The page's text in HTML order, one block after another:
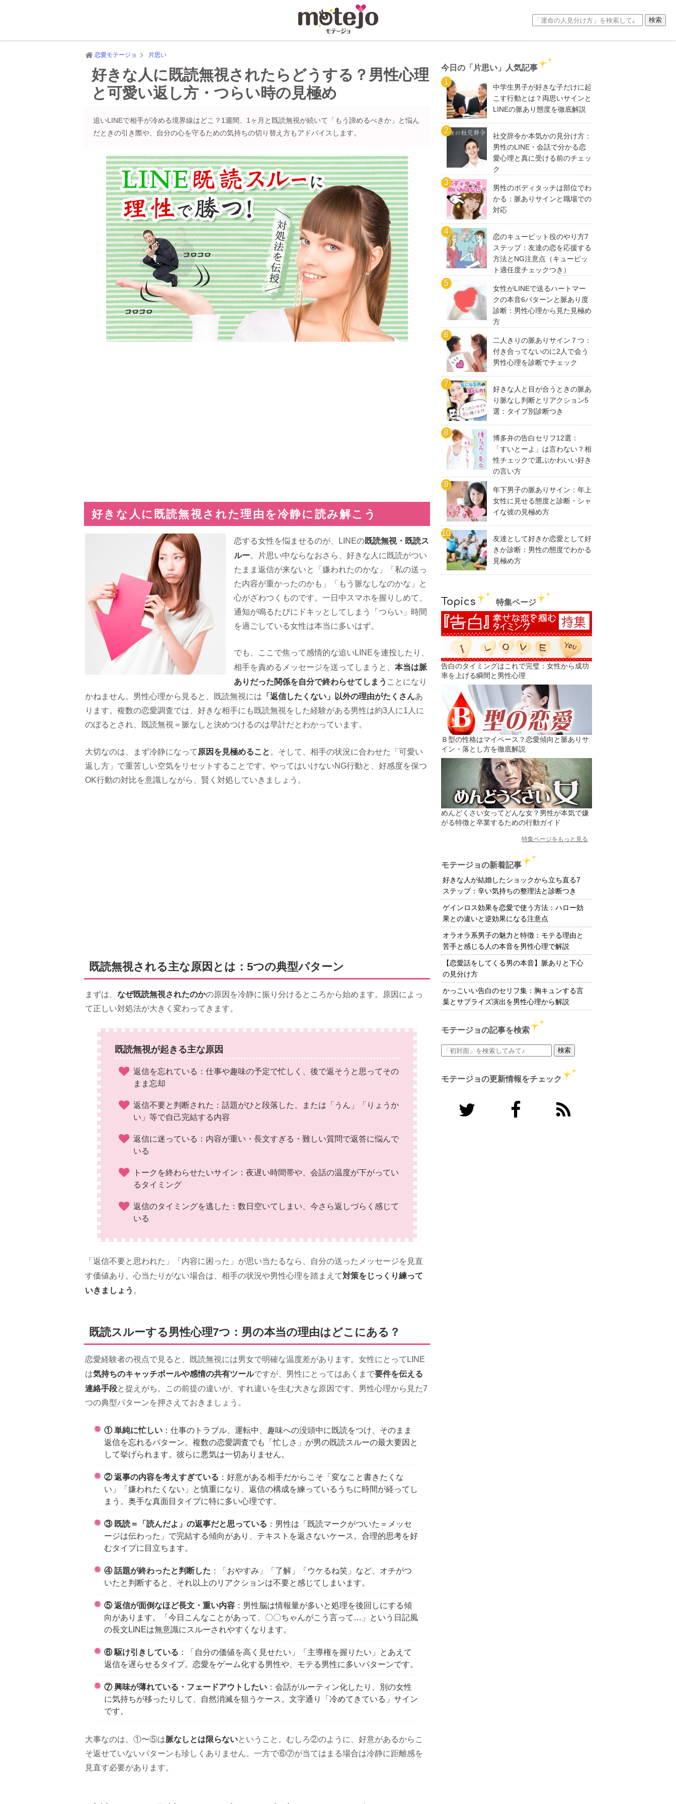
恋愛モテージョ 片思い
好きな人に既読無視されたらどうする？男性心理
と可愛い返し方・つらい時の見極め
追いLINEで相手が冷める境界線はどこ？1週間、1ヶ月と既読無視が続いて「もう諦めるべきか」と悩ん
だときの引き際や、自分の心を守るための気持ちの切り替え方もアドバイスします。
好きな人に既読無視された理由を冷静に読み解こう
恋する女性を悩ませるのが、LINEの既読無視・既読ス
ルー。片思い中ならなおさら、好きな人に既読がつい
たまま返信が来ないと「嫌われたのかな」「私の送っ
た内容が重かったのかも」「もう脈なしなのかな」と
心がざわつくものです。一日中スマホを握りしめて、
通知が鳴るたびにドキッとしてしまう「つらい」時間
を過ごしている女性は本当に多いはず。
でも、ここで焦って感情的な追いLINEを連投したり、
相手を責めるメッセージを送ってしまうと、 本当は脈
ありだった関係を自分で終わらせてしまう ことになり
かねません。男性心理から見ると、既読無視には 「返信したくない」以外の理由がたくさんあ
ります。複数の恋愛調査では、好きな相手にも既読無視をした経験がある男性は約3人に1人に
のぼるとされ、既読無視＝脈なしと決めつけるのは早計だとわかっています。
大切なのは、まず冷静になって 原因を見極めること 。そして、相手の状況に合わせた「可愛い
返し方」で重苦しい空気をリセットすることです。やってはいけないNG行動と、好感度を保つ
OK行動の対比を意識しながら、賢く対処していきましょう。
既読無視される主な原因とは：5つの典型パターン
まずは、 なぜ既読無視されたのかの原因を冷静に振り分けるところから始めます。原因によっ
て正しい対処法が大きく変わってきます。
既読無視が起きる主な原因
返信を忘れている：仕事や趣味の予定で忙しく、後で返そうと思ってその
まま忘却
返信不要と判断された：話題がひと段落した、または「うん」「りょうか
い」等で自己完結する内容
返信に迷っている：内容が重い・長文すぎる・難しい質問で返答に悩んで
いる
トークを終わらせたいサイン：夜遅い時間帯や、会話の温度が下がってい
るタイミング
返信のタイミングを逃した：数日空いてしまい、今さら返しづらく感じて
いる
「返信不要と思われた」「内容に困った」が思い当たるなら、自分の送ったメッセージを見直
す価値あり。心当たりがない場合は、相手の状況や男性心理を踏まえて対策をじっくり練って
いきましょう 。
既読スルーする男性心理7つ：男の本当の理由はどこにある？
恋愛経験者の視点で見ると、既読無視には男女で明確な温度差があります。女性にとってLINE
は気持ちのキャッチボールや感情の共有ツールですが、男性にとってはあくまで要件を伝える
連絡手段と捉えがち。この前提の違いが、すれ違いを生む大きな原因です。男性心理から見た7
つの典型パターンを押さえておきましょう。
① 単純に忙しい ：仕事のトラブル、運転中、趣味への没頭中に既読をつけ、そのまま
返信を忘れるパターン。複数の恋愛調査でも「忙しさ」が男の既読スルーの最大要因と
して挙げられます。彼らに悪気は一切ありません。
② 返事の内容を考えすぎている ：好意がある相手だからこそ「変なこと書きたくな
い」「嫌われたくない」と慎重になり、返信の構成を練っているうちに時間が経ってし
まう。奥手な真面目タイプに特に多い心理です。
③ 既読＝「読んだよ」の返事だと思っている ：男性は「既読マークがついた＝メッセ
ージは伝わった」で完結する傾向があり、テキストを返さないケース。合理的思考を好
むタイプに目立ちます。
④ 話題が終わったと判断した ：「おやすみ」「了解」「ウケるね笑」など、オチがつ
いたと判断すると、それ以上のリアクションは不要と感じてしまいます。
⑤ 返信が面倒なほど長文・重い内容 ：男性脳は情報量が多いと処理を後回しにする傾
向があります。「今日こんなことがあって、〇〇ちゃんがこう言って…」という日記風
の長文LINEは無意識にスルーされやすくなります。
⑥ 駆け引きしている ：「自分の価値を高く見せたい」「主導権を握りたい」とあえて
返信を遅らせるタイプ。恋愛をゲーム化する男性や、モテる男性に多いパターンです。
⑦ 興味が薄れている・フェードアウトしたい ：会話がルーティン化したり、別の女性
に気持ちが移ったりして、自然消滅を狙うケース。文字通り「冷めてきている」サイン
です。
大事なのは、①〜⑤は脈なしとは限らないということ。むしろ②のように、好意があるからこ
そ返せていないパターンも珍しくありません。一方で⑥⑦が当てはまる場合は冷静に距離感を
見直す必要があります。
今日の「片思い」人気記事
中学生男子が好きな子だけに起
こす行動とは？両思いサインと
LINEの脈あり態度を徹底解説
社交辞令か本気かの見分け方：
男性のLINE・会話で分かる恋
愛心理と真に受ける前のチェッ
ク
男性のボディタッチは部位でわ
かる：脈ありサインと職場での
対応
恋のキューピット役のやり方7
ステップ：友達の恋を応援する
方法とNG注意点（キューピッ
ト適任度チェックつき）
女性がLINEで送るハートマー
クの本音6パターンと脈あり度
診断：男性心理から見た見極め
方
二人きりの脈ありサイン７つ：
付き合ってないのに2人で会う
男性心理を診断でチェック
好きな人と目が合うときの脈あ
り脈なし判断とリアクション5
選：タイプ別診断つき
博多弁の告白セリフ12選：
「すいとーよ」は言わない？相
性チェックで選ぶかわいい好き
の言い方
年下男子の脈ありサイン：年上
女性に見せる態度と診断・シャ
イな彼の見極め方
友達として好きか恋愛として好
きか診断：男性の態度でわかる
見極め方
Topics 特集ページ
告白のタイミングはこれで完璧：女性から成功
率を上げる瞬間と男性心理
Ｂ型の性格はマイペース？恋愛傾向と脈ありサ
イン・落とし方を徹底解説
めんどくさい女ってどんな女？男性が本気で嫌
がる特徴と卒業するための行動ガイド
特集ページをもっと見る
モテージョの新着記事
好きな人が結婚したショックから立ち直る7
ステップ：辛い気持ちの整理法と診断つき
ゲインロス効果を恋愛で使う方法：ハロー効
果との違いと逆効果になる注意点
オラオラ系男子の魅力と特徴：モテる理由と
苦手と感じる人の本音を男性心理で解説
【恋愛話をしてくる男の本音】脈ありと下心
の見分け方
かっこいい告白のセリフ集：胸キュンする言
葉とサプライズ演出を男性心理から解説
モテージョの記事を検索
モテージョの更新情報をチェック